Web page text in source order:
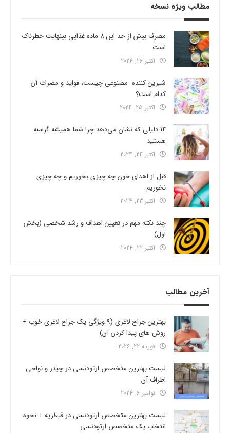
مطالب ویژه نسخه
مصرف بیش از حد این 8 ماده غذایی بینهایت خطرناک
است
اکتبر 26, 2024
شیرین کننده مصنوعی چیست، فواید و مضرات آن
کدام است؟
اکتبر 25, 2024
14 دلیلی که نشان می‌دهد چرا شما همیشه گرسنه
هستید
اکتبر 24, 2024
قبل از اهدای خون چه چیزی بخوریم و چه چیزی
نخوریم
اکتبر 23, 2024
چند نکته مهم در تعیین اهداف و رشد شخصی (بخش
اول)
اکتبر 22, 2024
آخرین مطالب
بهترین جراح لاغری (9 ویژگی یک جراح لاغری خوب +
روش های پیدا کردن آن)
فوریه 22, 2026
لیست بهترین متخصص ارتودنسی در چیذر و نواحی
اطراف آن
نوامبر 6, 2024
لیست بهترین متخصص ارتودنسی در قیطریه + نحوه
انتخاب یک متخصص ارتودنسی